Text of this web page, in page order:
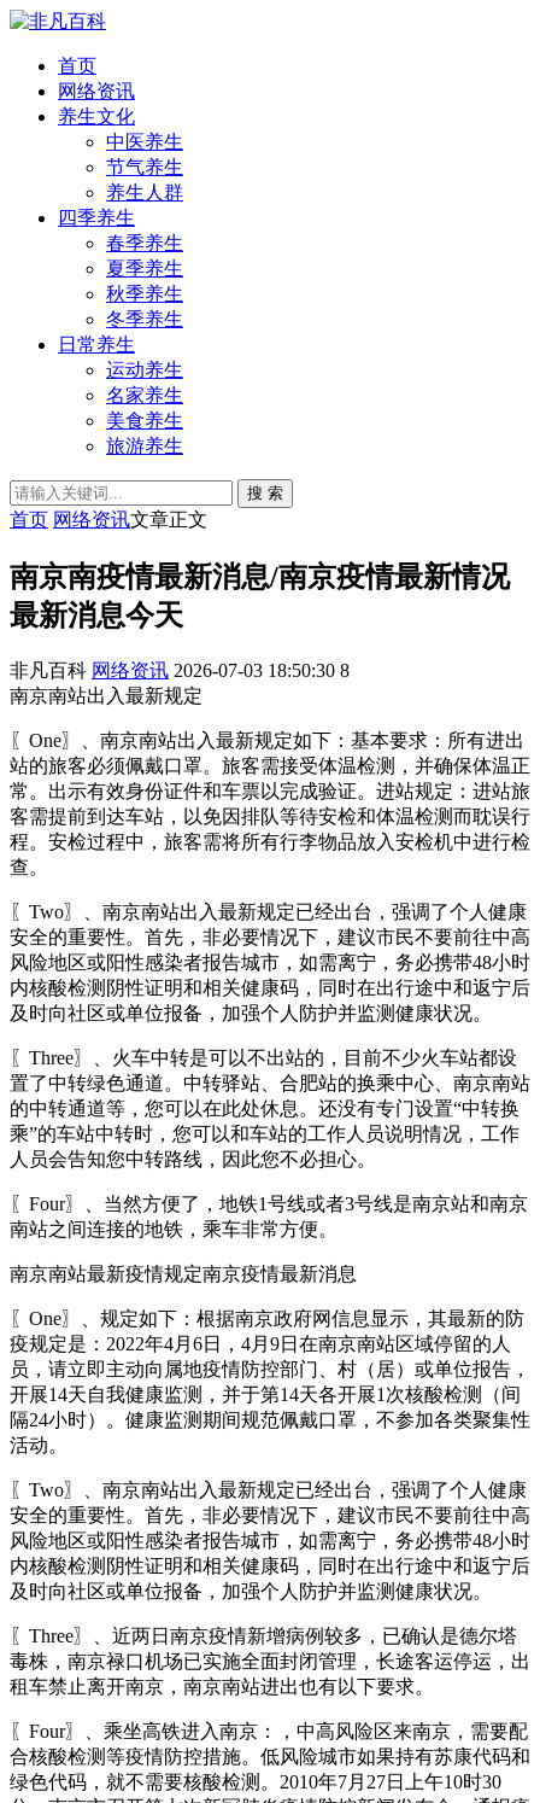
首页
网络资讯
养生文化
中医养生
节气养生
养生人群
四季养生
春季养生
夏季养生
秋季养生
冬季养生
日常养生
运动养生
名家养生
美食养生
旅游养生
搜 索
首页 网络资讯文章正文
南京南疫情最新消息/南京疫情最新情况
最新消息今天
非凡百科 网络资讯 2026-07-03 18:50:30 8
南京南站出入最新规定
〖One〗、南京南站出入最新规定如下：基本要求：所有进出
站的旅客必须佩戴口罩。旅客需接受体温检测，并确保体温正
常。出示有效身份证件和车票以完成验证。进站规定：进站旅
客需提前到达车站，以免因排队等待安检和体温检测而耽误行
程。安检过程中，旅客需将所有行李物品放入安检机中进行检
查。
〖Two〗、南京南站出入最新规定已经出台，强调了个人健康
安全的重要性。首先，非必要情况下，建议市民不要前往中高
风险地区或阳性感染者报告城市，如需离宁，务必携带48小时
内核酸检测阴性证明和相关健康码，同时在出行途中和返宁后
及时向社区或单位报备，加强个人防护并监测健康状况。
〖Three〗、火车中转是可以不出站的，目前不少火车站都设
置了中转绿色通道。中转驿站、合肥站的换乘中心、南京南站
的中转通道等，您可以在此处休息。还没有专门设置“中转换
乘”的车站中转时，您可以和车站的工作人员说明情况，工作
人员会告知您中转路线，因此您不必担心。
〖Four〗、当然方便了，地铁1号线或者3号线是南京站和南京
南站之间连接的地铁，乘车非常方便。
南京南站最新疫情规定南京疫情最新消息
〖One〗、规定如下：根据南京政府网信息显示，其最新的防
疫规定是：2022年4月6日，4月9日在南京南站区域停留的人
员，请立即主动向属地疫情防控部门、村（居）或单位报告，
开展14天自我健康监测，并于第14天各开展1次核酸检测（间
隔24小时）。健康监测期间规范佩戴口罩，不参加各类聚集性
活动。
〖Two〗、南京南站出入最新规定已经出台，强调了个人健康
安全的重要性。首先，非必要情况下，建议市民不要前往中高
风险地区或阳性感染者报告城市，如需离宁，务必携带48小时
内核酸检测阴性证明和相关健康码，同时在出行途中和返宁后
及时向社区或单位报备，加强个人防护并监测健康状况。
〖Three〗、近两日南京疫情新增病例较多，已确认是德尔塔
毒株，南京禄口机场已实施全面封闭管理，长途客运停运，出
租车禁止离开南京，南京南站进出也有以下要求。
〖Four〗、乘坐高铁进入南京：，中高风险区来南京，需要配
合核酸检测等疫情防控措施。低风险城市如果持有苏康代码和
绿色代码，就不需要核酸检测。2010年7月27日上午10时30